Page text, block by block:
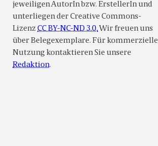
jeweiligen AutorIn bzw. ErstellerIn und
unterliegen der Creative Commons-
Lizenz CC BY-NC-ND 3.0. Wir freuen uns
über Belegexemplare. Für kommerzielle
Nutzung kontaktieren Sie unsere
Redaktion.